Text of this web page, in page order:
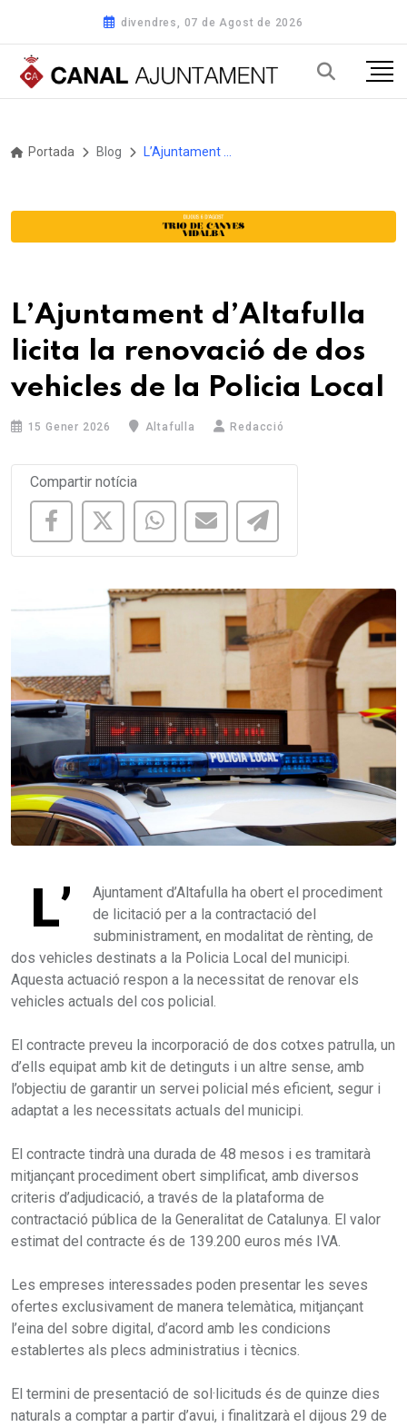
divendres, 07 de Agost de 2026
Portada Blog
L’Ajuntament d’Altafulla
licita la renovació de dos
vehicles de la Policia Local
15 Gener 2026 Altafulla Redacció
Compartir notícia
L’
Ajuntament d’Altafulla ha obert el procediment
de licitació per a la contractació del
subministrament, en modalitat de rènting, de
dos vehicles destinats a la Policia Local del municipi.
Aquesta actuació respon a la necessitat de renovar els
vehicles actuals del cos policial.
El contracte preveu la incorporació de dos cotxes patrulla, un
d’ells equipat amb kit de detinguts i un altre sense, amb
l’objectiu de garantir un servei policial més eficient, segur i
adaptat a les necessitats actuals del municipi.
El contracte tindrà una durada de 48 mesos i es tramitarà
mitjançant procediment obert simplificat, amb diversos
criteris d’adjudicació, a través de la plataforma de
contractació pública de la Generalitat de Catalunya. El valor
estimat del contracte és de 139.200 euros més IVA.
Les empreses interessades poden presentar les seves
ofertes exclusivament de manera telemàtica, mitjançant
l’eina del sobre digital, d’acord amb les condicions
establertes als plecs administratius i tècnics.
El termini de presentació de sol·licituds és de quinze dies
naturals a comptar a partir d’avui, i finalitzarà el dijous 29 de